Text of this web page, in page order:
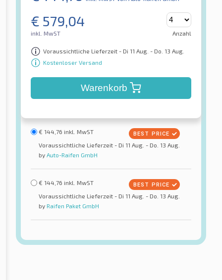
€ 579,04
inkl. MwST Anzahl
Voraussichtliche Lieferzeit - Di 11 Aug. - Do. 13 Aug.
Kostenloser Versand
Warenkorb
€ 144,76 inkl. MwST
Voraussichtliche Lieferzeit - Di 11 Aug. - Do. 13 Aug.
by Auto-Raifen GmbH
€ 144,76 inkl. MwST
Voraussichtliche Lieferzeit - Di 11 Aug. - Do. 13 Aug.
by Raifen Paket GmbH